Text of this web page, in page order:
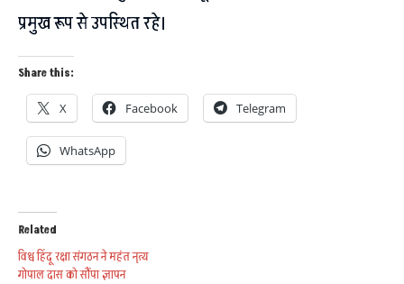
प्रमुख रूप से उपस्थित रहे।
Share this:
X Facebook Telegram
WhatsApp
Related
विश्व हिंदू रक्षा संगठन ने महंत नृत्य
गोपाल दास को सौंपा ज्ञापन